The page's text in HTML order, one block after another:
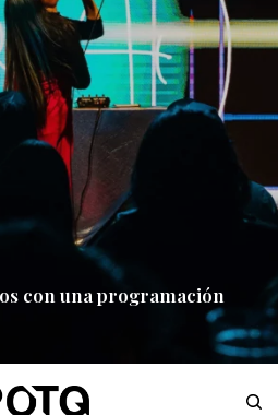
con una programación